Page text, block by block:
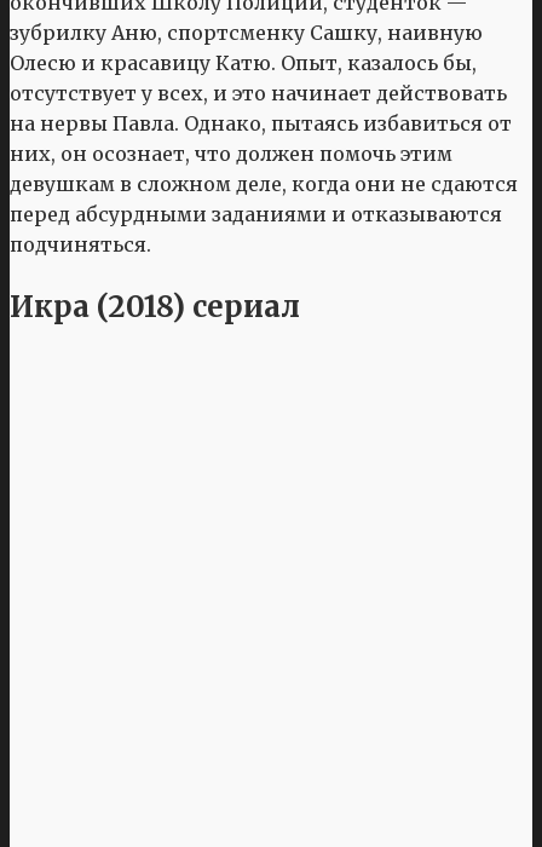
зубрилку Аню, спортсменку Сашку, наивную
Олесю и красавицу Катю. Опыт, казалось бы,
отсутствует у всех, и это начинает действовать
на нервы Павла. Однако, пытаясь избавиться от
них, он осознает, что должен помочь этим
девушкам в сложном деле, когда они не сдаются
перед абсурдными заданиями и отказываются
подчиняться.
Икра (2018) сериал